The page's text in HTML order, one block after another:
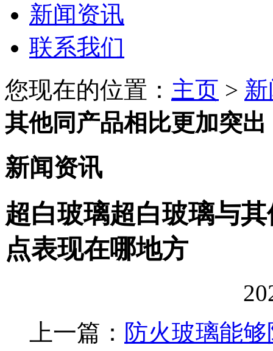
新闻资讯
联系我们
您现在的位置： 主页 >
其他同产品相比更加突出
新闻资讯
超白玻璃超白玻璃与
点表现在哪地方
上一篇： 防火玻璃能